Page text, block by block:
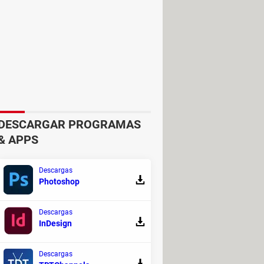
PROGRAMAS
APPS
Descargas
Photoshop
Descargas
InDesign
Descargas